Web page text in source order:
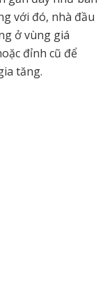
với đó, nhà đầu
ở vùng giá
đỉnh cũ để
tăng.